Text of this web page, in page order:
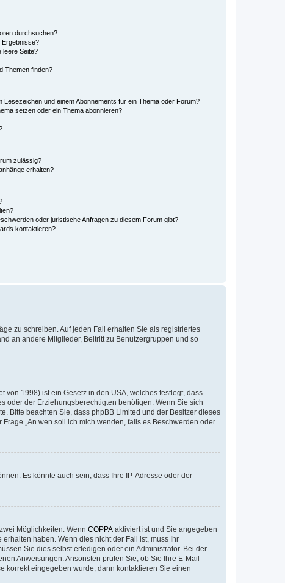
durchsuchen?
Ergebnisse?
leere Seite?
Themen finden?
und einem Abonnements für ein Thema oder Forum?
setzen oder ein Thema abonnieren?
zulässig?
erhalten?
oder juristische Anfragen zu diesem Forum gibt?
kontaktieren?
zu schreiben. Auf jeden Fall erhalten Sie als registriertes
an andere Mitglieder, Beitritt zu Benutzergruppen und so
von 1998) ist ein Gesetz in den USA, welches festlegt, dass
oder der Erziehungsberechtigten benötigen. Wenn Sie sich
Bitte beachten Sie, dass phpBB Limited und der Besitzer dieses
„An wen soll ich mich wenden, falls es Beschwerden oder
Es könnte auch sein, dass Ihre IP-Adresse oder der
Möglichkeiten. Wenn COPPA aktiviert ist und Sie angegeben
haben. Wenn dies nicht der Fall ist, muss Ihr
Sie dies selbst erledigen oder ein Administrator. Bei der
Anweisungen. Ansonsten prüfen Sie, ob Sie Ihre E-Mail-
korrekt eingegeben wurde, dann kontaktieren Sie einen